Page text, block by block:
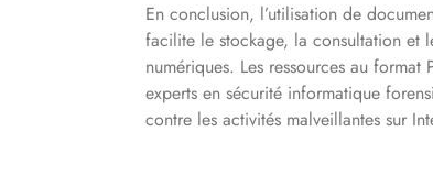
En conclusion, l’utilisation de
facilite le stockage, la consultation et
numériques. Les ressources au
experts en sécurité informatique
contre les activités malveillantes sur